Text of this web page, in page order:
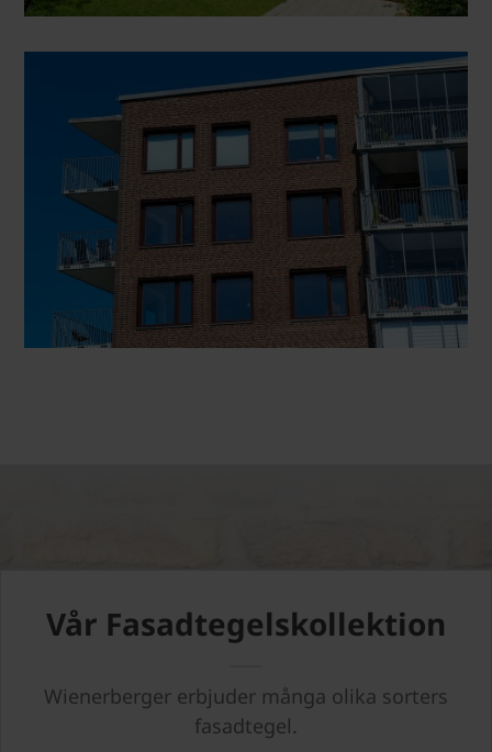
Vår Fasadtegelskollektion
Wienerberger erbjuder många olika sorters
fasadtegel.